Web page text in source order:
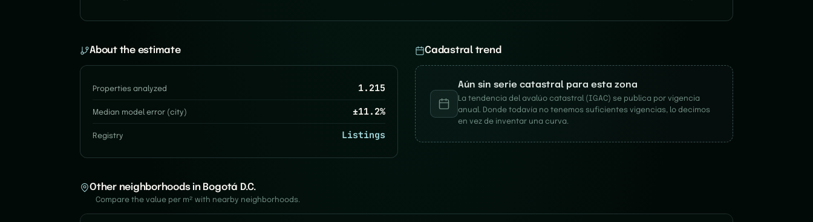
About the estimate
Properties analyzed 1.215
Median model error (city) ±11.2%
Registry Listings
Cadastral trend
Aún sin serie catastral para esta zona
La tendencia del avalúo catastral (IGAC) se publica por vigencia
anual. Donde todavía no tenemos suficientes vigencias, lo decimos
en vez de inventar una curva.
Other neighborhoods in Bogotá D.C.
Compare the value per m² with nearby neighborhoods.